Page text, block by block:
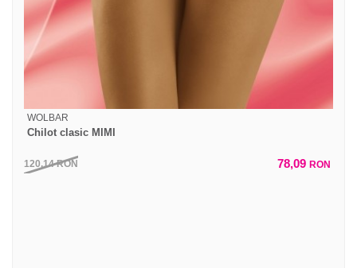
WOLBAR
Chilot clasic MIMI
120,14RON 78,09 RON